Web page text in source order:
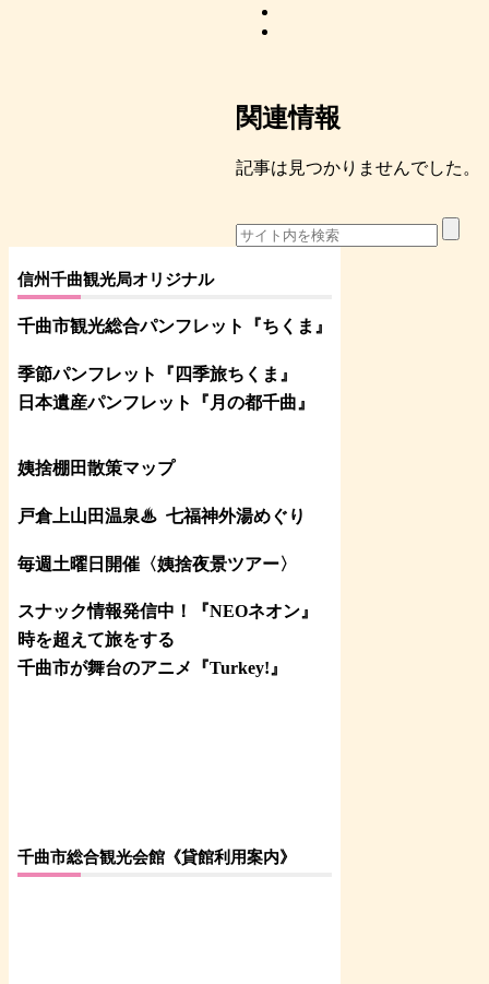
関連情報
記事は見つかりませんでした。
信州千曲観光局オリジナル
千曲市観光総合パンフレット 『ちくま 』
季節パンフレット『四季旅ちくま』
日本遺産パンフレット
『月の都千曲 』
姨捨棚田散策マップ
戸倉上山田温泉♨ 七福神外湯めぐり
毎週土曜日開催〈姨捨夜景ツアー〉
スナック情報発信中！『NEOネオン』
時を超えて旅をする
千曲市が舞台のアニメ『Turkey!』
千曲市総合観光会館《貸館利用案内》